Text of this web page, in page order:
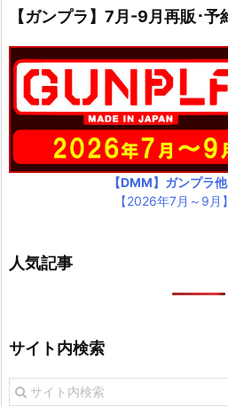
【ガンプラ】7月-9月再販･予
【DMM】ガンプラ
【2026年7月～9月
人気記事
サイト内検索